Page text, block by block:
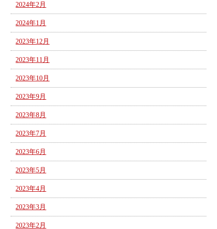
2024年2月
2024年1月
2023年12月
2023年11月
2023年10月
2023年9月
2023年8月
2023年7月
2023年6月
2023年5月
2023年4月
2023年3月
2023年2月